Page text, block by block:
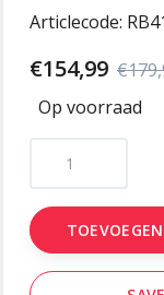
Articlecode:
€154,99
Op voorraad